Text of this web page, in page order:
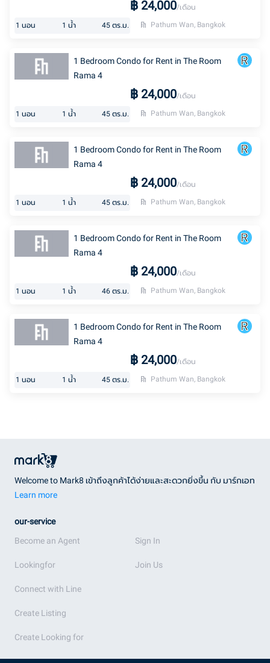
฿ 24,000/เดือน
1 นอน 1 น้ำ 45 ตร.ม. Pathum Wan, Bangkok
1 Bedroom Condo for Rent in The Room
Rama 4
฿ 24,000/เดือน
1 นอน 1 น้ำ 45 ตร.ม. Pathum Wan, Bangkok
1 Bedroom Condo for Rent in The Room
Rama 4
฿ 24,000/เดือน
1 นอน 1 น้ำ 45 ตร.ม. Pathum Wan, Bangkok
1 Bedroom Condo for Rent in The Room
Rama 4
฿ 24,000/เดือน
1 นอน 1 น้ำ 46 ตร.ม. Pathum Wan, Bangkok
1 Bedroom Condo for Rent in The Room
Rama 4
฿ 24,000/เดือน
1 นอน 1 น้ำ 45 ตร.ม. Pathum Wan, Bangkok
Welcome to Mark8 เข้าถึงลูกค้าได้ง่ายและสะดวกยิ่งขึ้น กับ มาร์กเอท
Learn more
our-service
Become an Agent
Lookingfor
Connect with Line
Create Listing
Create Looking for
Sign In
Join Us